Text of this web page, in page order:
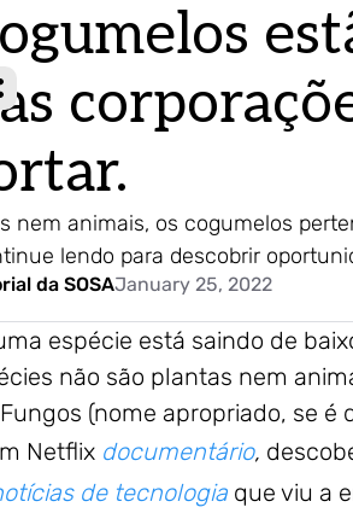
nem animais, os cogumelos
lendo para descobrir
da SOSAJanuary 25, 2022
espécie está saindo de
não são plantas nem
(nome apropriado, se
Netflix documentário,
de tecnologia que viu a